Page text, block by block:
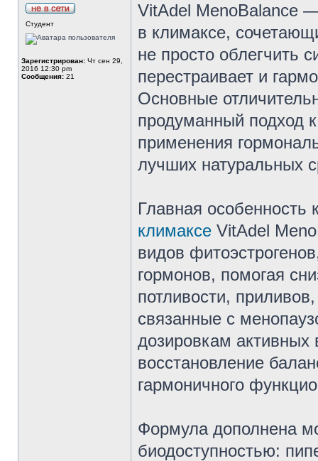
Студент
Зарегистрирован: Чт сен 29,
2016 12:30 pm
Сообщения: 21
VitAdel MenoBalance
в климаксе,
не просто облегчить
перестраивает и
Основные
продуманный подход
применения
лучших натуральных
Главная
климаксе VitAdel
видов
гормонов, помогая
потливости,
связанные с
дозировкам активных
восстановление
гармоничного
Формула дополнена
биодоступностью: